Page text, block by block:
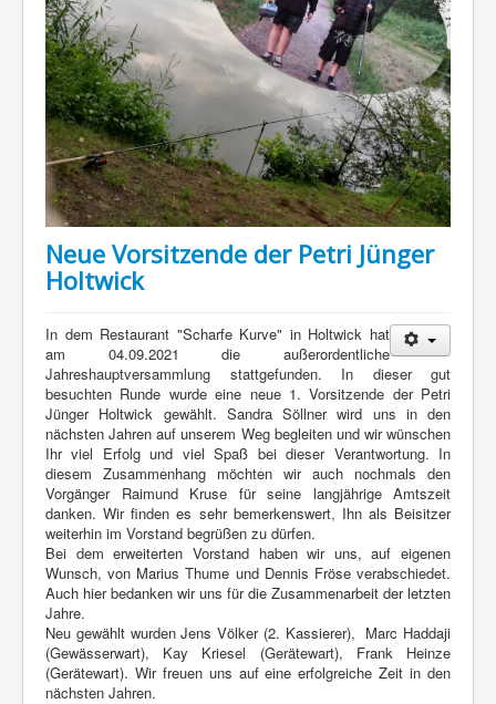
Neue Vorsitzende der Petri Jünger
Holtwick
In dem Restaurant "Scharfe Kurve" in Holtwick hat
am 04.09.2021 die außerordentliche
Jahreshauptversammlung stattgefunden. In dieser gut
besuchten Runde wurde eine neue 1. Vorsitzende der Petri
Jünger Holtwick gewählt. Sandra Söllner wird uns in den
nächsten Jahren auf unserem Weg begleiten und wir wünschen
Ihr viel Erfolg und viel Spaß bei dieser Verantwortung. In
diesem Zusammenhang möchten wir auch nochmals den
Vorgänger Raimund Kruse für seine langjährige Amtszeit
danken. Wir finden es sehr bemerkenswert, Ihn als Beisitzer
weiterhin im Vorstand begrüßen zu dürfen.
Bei dem erweiterten Vorstand haben wir uns, auf eigenen
Wunsch, von Marius Thume und Dennis Fröse verabschiedet.
Auch hier bedanken wir uns für die Zusammenarbeit der letzten
Jahre.
Neu gewählt wurden Jens Völker (2. Kassierer), Marc Haddaji
(Gewässerwart), Kay Kriesel (Gerätewart), Frank Heinze
(Gerätewart). Wir freuen uns auf eine erfolgreiche Zeit in den
nächsten Jahren.